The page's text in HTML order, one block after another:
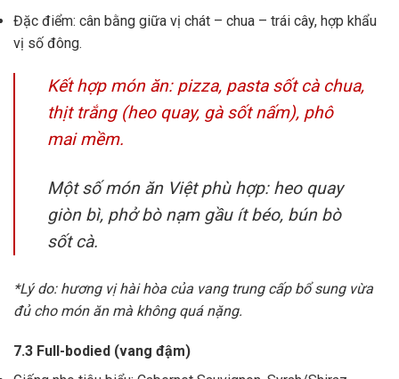
Đặc điểm: cân bằng giữa vị chát – chua – trái cây, hợp khẩu
vị số đông.
Kết hợp món ăn: pizza, pasta sốt cà chua,
thịt trắng (heo quay, gà sốt nấm), phô
mai mềm.
Một số món ăn Việt phù hợp: heo quay
giòn bì, phở bò nạm gầu ít béo, bún bò
sốt cà.
*Lý do: hương vị hài hòa của vang trung cấp bổ sung vừa
đủ cho món ăn mà không quá nặng.
7.3 Full-bodied (vang đậm)